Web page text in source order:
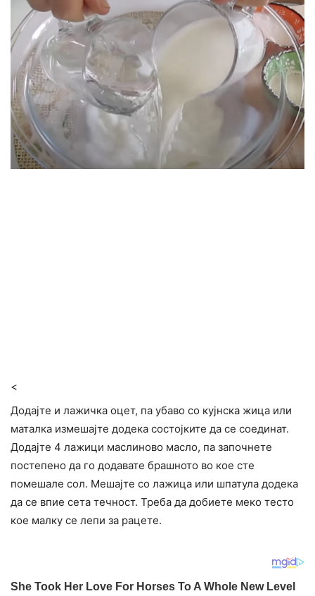
<
Додајте и лажичка оцет, па убаво со кујнска жица или
маталка измешајте додека состојките да се соединат.
Додајте 4 лажици маслиново масло, па започнете
постепено да го додавате брашното во кое сте
помешале сол. Мешајте со лажица или шпатула додека
да се впие сета течност. Треба да добиете меко тесто
кое малку се лепи за рацете.